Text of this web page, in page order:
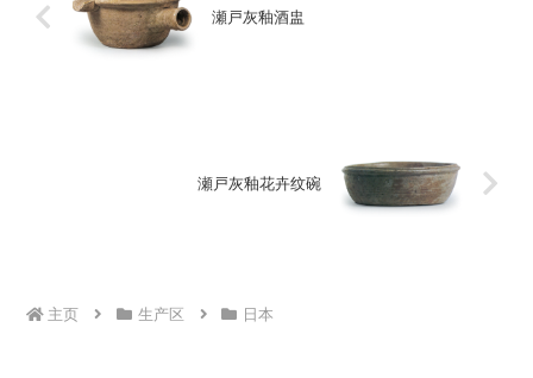
瀬戸灰釉酒盅
瀬戸灰釉花卉纹碗
主页 生产区 日本